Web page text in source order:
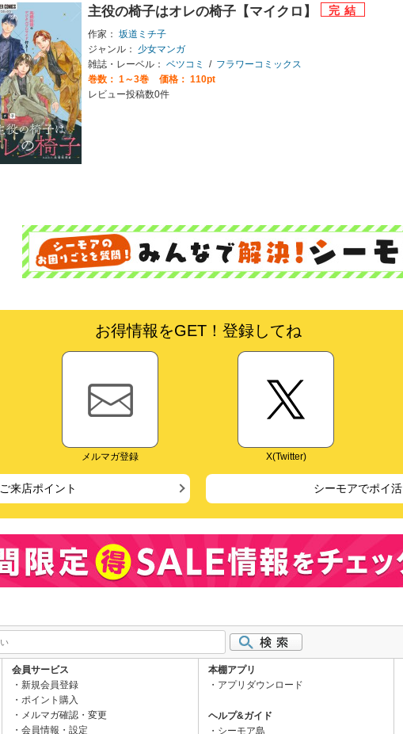
主役の椅子はオレの椅子【マイクロ】
作家： 坂道ミチ子
ジャンル：
少女マンガ
雑誌・レーベル： ベツコミ / フラワーコミックス
巻数： 1～3巻
価格： 110pt
レビュー投稿数0件
お得情報をGET！登録してね
メルマガ登録 X(Twitter)
ご来店ポイント シーモアでポイ活
会員サービス
新規会員登録
ポイント購入
メルマガ確認・変更
会員情報・設定
本棚アプリ
アプリダウンロード
ヘルプ&ガイド
シーモア島